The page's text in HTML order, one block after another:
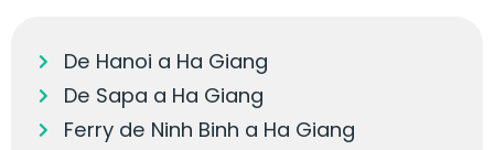
De Hanoi a Ha Giang
De Sapa a Ha Giang
Ferry de Ninh Binh a Ha Giang